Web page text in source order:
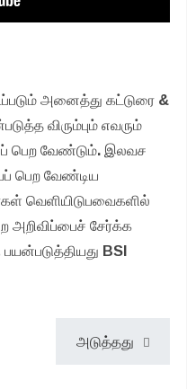
அனைத்து கட்டுரை &
விரும்பும் எவரும்
பெற வேண்டும். இலவச
பெற வேண்டிய
வெளியிடுபவைகளில்
அறிவிப்பைச் சேர்க்க
BSI
அடுத்தது